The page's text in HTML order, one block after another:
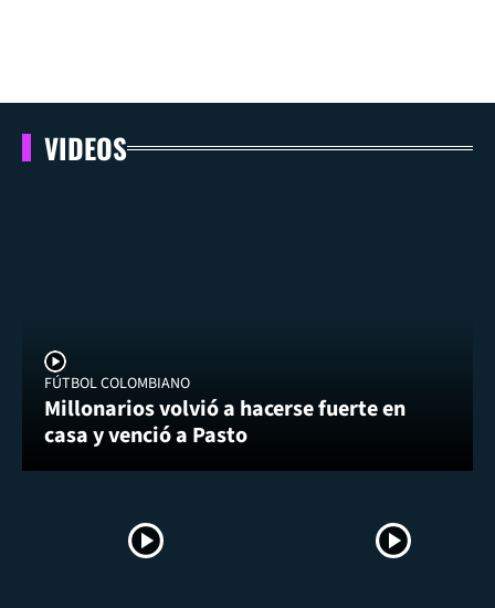
VIDEOS
FÚTBOL COLOMBIANO
Millonarios volvió a hacerse fuerte en
casa y venció a Pasto